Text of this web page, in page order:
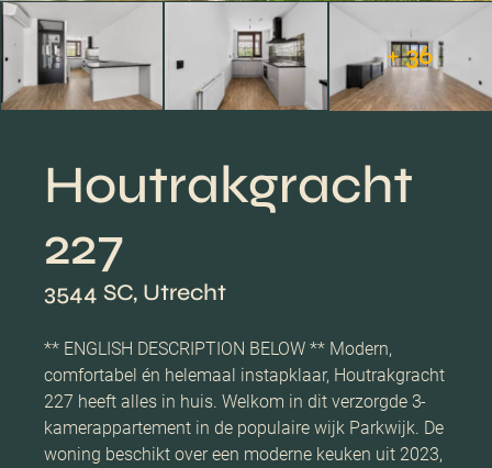
+ 36
Houtrakgracht
227
3544 SC, Utrecht
** ENGLISH DESCRIPTION BELOW ** Modern,
comfortabel én helemaal instapklaar, Houtrakgracht
227 heeft alles in huis. Welkom in dit verzorgde 3-
kamerappartement in de populaire wijk Parkwijk. De
woning beschikt over een moderne keuken uit 2023,